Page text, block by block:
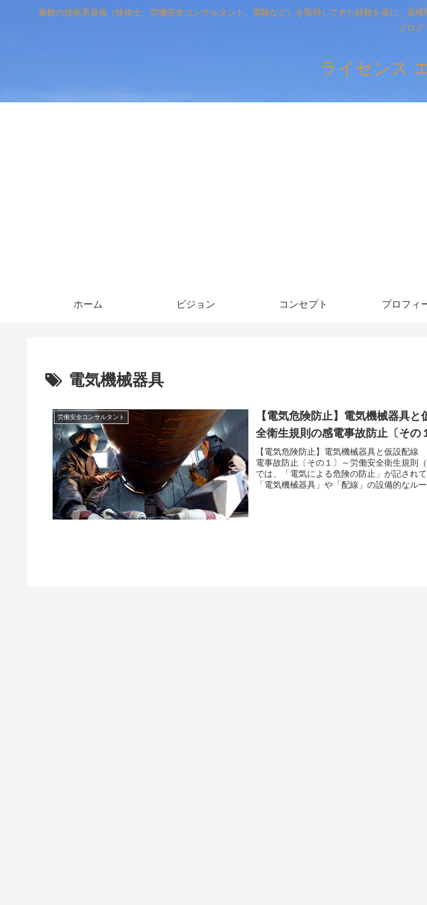
複数の技術系資格（技術士、労働安全コンサルタント、電験など）を取得してきた経験を基に、資
ブログ
ライセンス
ホーム ビジョン コンセプト プロフィ
電気機械器具
労働安全コンサルタント
【電気危険防止】電気機械器具
全衛生規則の感電事故防止〔その
【電気危険防止】電気機械器具と仮設配
電事故防止〔その１〕～労働安全衛生規則
では、「電気による危険の防止」が記され
「電気機械器具」や「配線」の設備的なル